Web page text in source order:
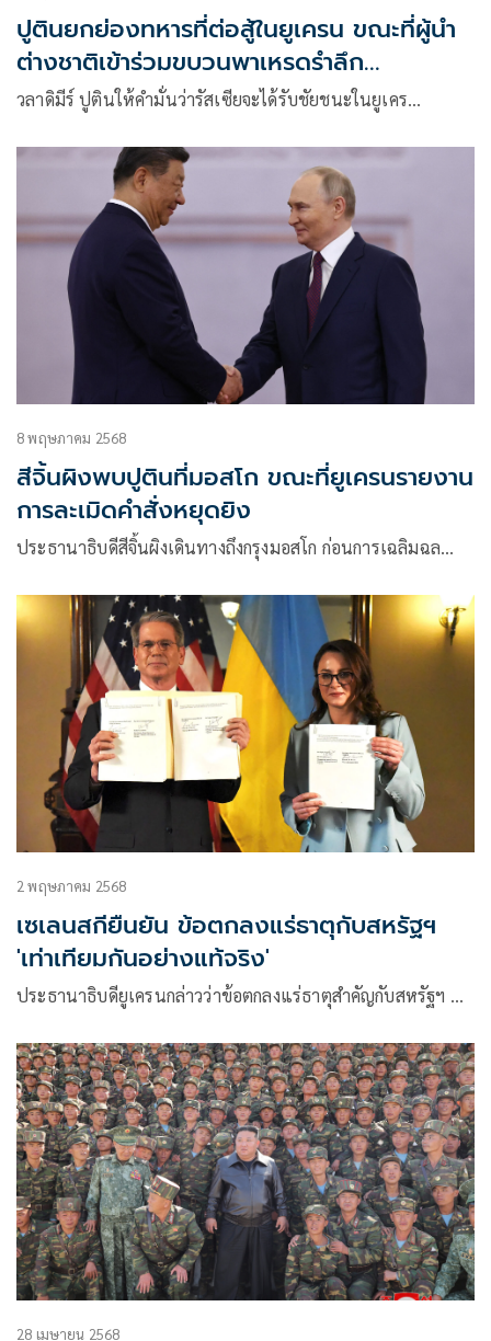
ปูตินยกย่องทหารที่ต่อสู้ในยูเครน ขณะที่ผู้นำ
ต่างชาติเข้าร่วมขบวนพาเหรดรำลึก
สงครามโลก
วลาดิมีร์ ปูตินให้คำมั่นว่ารัสเซียจะได้รับชัยชนะในยูเคร…
8 พฤษภาคม 2568
สีจิ้นผิงพบปูตินที่มอสโก ขณะที่ยูเครนรายงาน
การละเมิดคำสั่งหยุดยิง
ประธานาธิบดีสีจิ้นผิงเดินทางถึงกรุงมอสโก ก่อนการเฉลิมฉล…
2 พฤษภาคม 2568
เซเลนสกียืนยัน ข้อตกลงแร่ธาตุกับสหรัฐฯ
'เท่าเทียมกันอย่างแท้จริง'
ประธานาธิบดียูเครนกล่าวว่าข้อตกลงแร่ธาตุสำคัญกับสหรัฐฯ …
28 เมษายน 2568